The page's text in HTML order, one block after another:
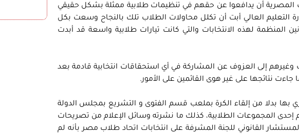
المصرية أن يدافعوا عن حقهم في تنظيمات طلابية ممثلة بشكل حقيقي
التعليم العالي أبت أن تكلل محاولات الطلاب تلك بالنجاح وسعت بكل
المنظمة لهذه الانتخابات والتي كانت تيارات طلابية واسعة قد أبدت
وغيرهم إلى العزوف عن المشاركة في أي استحقاقات انتخابية قادمة بعد
نتائجها على غير هوى القائمين على الأمور.
بها بدلا من إلقاء الكرة بملعب قسم الفتوى و التشريع بمجلس الدولة
المجموعات الطلابية، كذلك ما نشرته وسائل الإعلام من تصريحات
القانوني للجنة المشرفة على انتخابات اتحاد طلاب مصر بأنه لم